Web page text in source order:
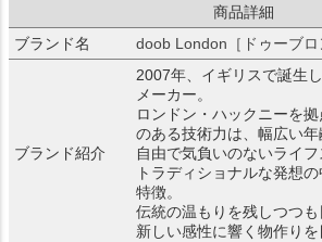
商品詳細
ブランド名
doob London［ドゥーブロ
ブランド紹介
2007年、イギリスで誕生
メーカー。
ロンドン・ハックニーを
のある技術力は、幅広い年
自由で気負いのないライ
トラディショナルな発想
特徴。
伝統の温もりを残しつつも
新しい感性に響く物作りを